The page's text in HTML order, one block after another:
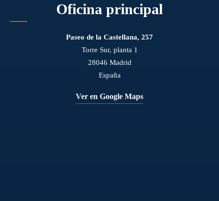
Oficina principal
Paseo de la Castellana, 257
Torre Sur, planta 1
28046 Madrid
España
Ver en Google Maps